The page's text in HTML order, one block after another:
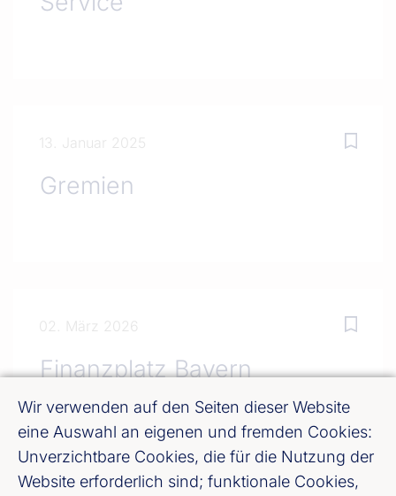
13. Januar 2025
Gremien
02. März 2026
Finanzplatz Bayern
Wir verwenden auf den Seiten dieser Website
eine Auswahl an eigenen und fremden Cookies:
Unverzichtbare Cookies, die für die Nutzung der
Website erforderlich sind; funktionale Cookies,